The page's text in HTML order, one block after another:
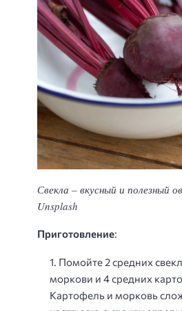
Свекла – вкусный и полезный
Unsplash
Приготовление:
Помойте 2 средних
моркови и 4 средних
Картофель и морковь